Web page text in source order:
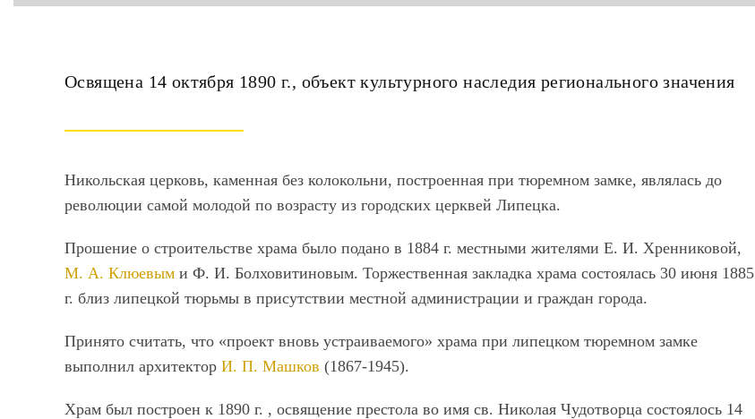
Освящена 14 октября 1890 г., объект культурного наследия регионального значения
Никольская церковь, каменная без колокольни, построенная при тюремном замке, являлась до
революции самой молодой по возрасту из городских церквей Липецка.
Прошение о строительстве храма было подано в 1884 г. местными жителями Е. И. Хренниковой,
М. А. Клюевым и Ф. И. Болховитиновым. Торжественная закладка храма состоялась 30 июня 1885
г. близ липецкой тюрьмы в присутствии местной администрации и граждан города.
Принято считать, что «проект вновь устраиваемого» храма при липецком тюремном замке
выполнил архитектор И. П. Машков (1867-1945).
Храм был построен к 1890 г. , освящение престола во имя св. Николая Чудотворца состоялось 14